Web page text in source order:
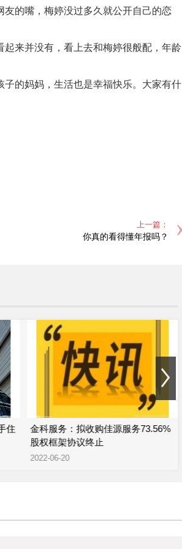
的嘴，梅婷没过多久就公开自己的恋
来并没有，看上去和梅婷很般配，年龄
的妈妈，生活也是幸福快乐。大家有什
上一篇：
你真的看得懂年报吗？
住
金科服务：拟收购佳源服务73.56%
股权框架协议终止
2022-06-20